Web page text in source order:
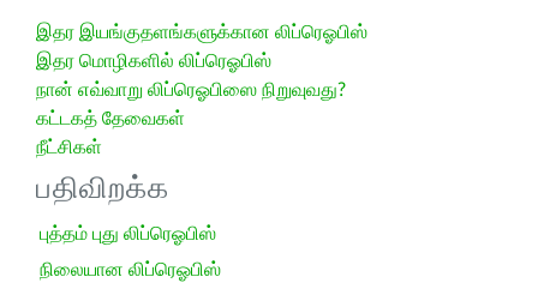
இதர இயங்குதளங்களுக்கான லிப்ரெஓபிஸ்
இதர மொழிகளில் லிப்ரெஓபிஸ்
நான் எவ்வாறு லிப்ரெஓபிஸை நிறுவுவது?
கட்டகத் தேவைகள்
நீட்சிகள்
பதிவிறக்க
புத்தம் புது லிப்ரெஓபிஸ்
நிலையான லிப்ரெஓபிஸ்